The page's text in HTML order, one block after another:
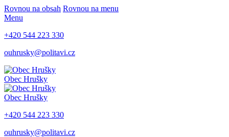
Rovnou na obsah Rovnou na menu
Menu
+420 544 223 330
ouhrusky@politavi.cz
Obec Hrušky
Obec Hrušky
+420 544 223 330
ouhrusky@politavi.cz